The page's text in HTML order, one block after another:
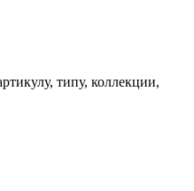
типу, коллекции,